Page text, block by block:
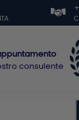
consulente